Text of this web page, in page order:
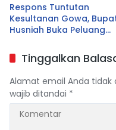
Respons Tuntutan
Kesultanan Gowa,
Husniah Buka Peluang
Direvisi Bahkan Diganti
Tinggalkan
Alamat email Anda tidak
wajib ditandai *